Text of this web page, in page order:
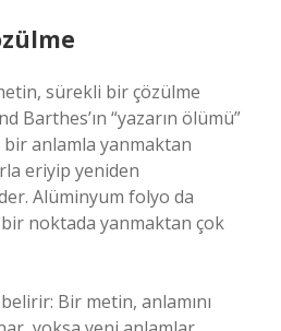
sürekli bir çözülme
Barthes’ın “yazarın ölümü”
anlamla yanmaktan
eriyip yeniden
Alüminyum folyo da
noktada yanmaktan çok
Bir metin, anlamını